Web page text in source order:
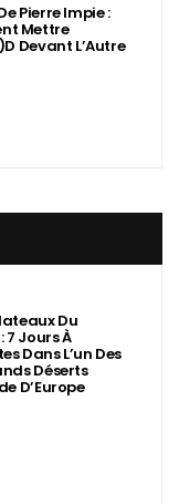
Pierre Impie :
Mettre
Devant L’Autre
Du
7 Jours À
Dans L’un Des
Déserts
D’Europe